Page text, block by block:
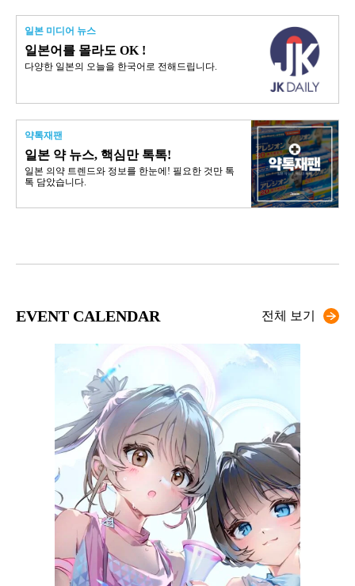
일본 미디어 뉴스
일본어를 몰라도 OK !
다양한 일본의 오늘을 한국어로 전해드립니다.
약톡재팬
일본 약 뉴스, 핵심만 톡톡!
일본 의약 트렌드와 정보를 한눈에! 필요한 것만 톡
톡 담았습니다.
EVENT CALENDAR 전체 보기